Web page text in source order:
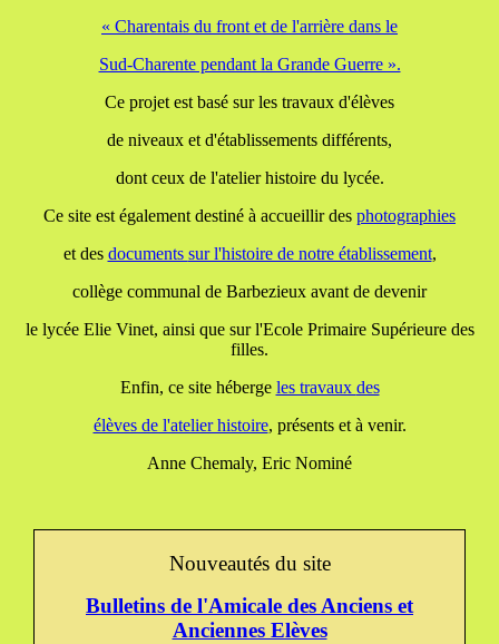
« Charentais du front et de l'arrière dans le
Sud-Charente pendant la Grande Guerre ».
Ce projet est basé sur les travaux d'élèves
de niveaux et d'établissements différents,
dont ceux de l'atelier histoire du lycée.
Ce site est également destiné à accueillir des photographies
et des documents sur l'histoire de notre établissement,
collège communal de Barbezieux avant de devenir
le lycée Elie Vinet, ainsi que sur l'Ecole Primaire Supérieure des
filles.
Enfin, ce site héberge les travaux des
élèves de l'atelier histoire, présents et à venir.
Anne Chemaly, Eric Nominé
Nouveautés du site
Bulletins de l'Amicale des Anciens et
Anciennes Elèves